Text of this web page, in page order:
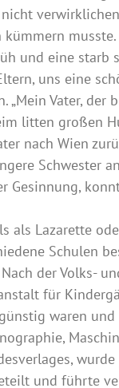
musste.
und eine starb
uns eine
„Mein Vater,
litten großen
nach Wien
Schwester
als Lazarette
Schulen
der Volks-
für
waren
und führte